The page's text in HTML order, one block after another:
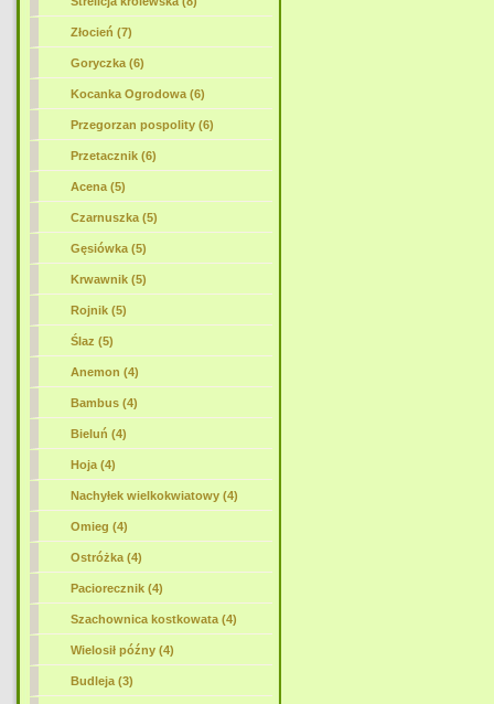
Złocień (7)
Goryczka (6)
Kocanka Ogrodowa (6)
Przegorzan pospolity (6)
Przetacznik (6)
Acena (5)
Czarnuszka (5)
Gęsiówka (5)
Krwawnik (5)
Rojnik (5)
Ślaz (5)
Anemon (4)
Bambus (4)
Bieluń (4)
Hoja (4)
Nachyłek wielkokwiatowy (4)
Omieg (4)
Ostróżka (4)
Paciorecznik (4)
Szachownica kostkowata (4)
Wielosił późny (4)
Budleja (3)